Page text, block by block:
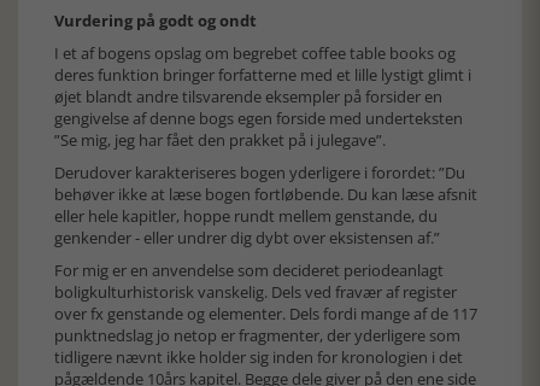
Vurdering på godt og ondt
I et af bogens opslag om begrebet coffee table books og
deres funktion bringer forfatterne med et lille lystigt glimt i
øjet blandt andre tilsvarende eksempler på forsider en
gengivelse af denne bogs egen forside med underteksten
”Se mig, jeg har fået den prakket på i julegave”.
Derudover karakteriseres bogen yderligere i forordet: ”Du
behøver ikke at læse bogen fortløbende. Du kan læse afsnit
eller hele kapitler, hoppe rundt mellem genstande, du
genkender - eller undrer dig dybt over eksistensen af.”
For mig er en anvendelse som decideret periodeanlagt
boligkulturhistorisk vanskelig. Dels ved fravær af register
over fx genstande og elementer. Dels fordi mange af de 117
punktnedslag jo netop er fragmenter, der yderligere som
tidligere nævnt ikke holder sig inden for kronologien i det
pågældende 10års kapitel. Begge dele giver på den ene side